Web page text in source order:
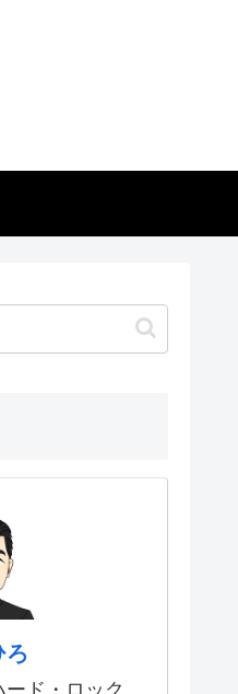
ろ
ド・ロック